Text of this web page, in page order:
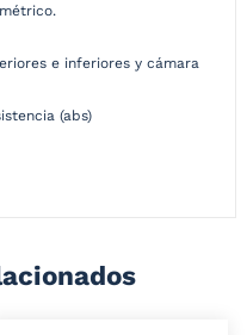
e inferiores y cámara
(abs)